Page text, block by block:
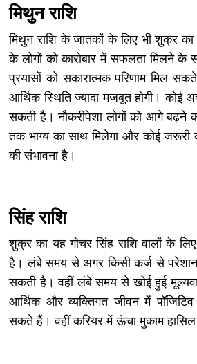
मिथुन राशि
मिथुन राशि के जातकों के लिए भी शुक्र
के लोगों को कारोबार में सफलता मिलने के
प्रयासों को सकारात्मक परिणाम मिल
आर्थिक स्थिति ज्यादा मजबूत होगी। कोई
सकती है। नौकरीपेशा लोगों को आगे बढ़ने
तक भाग्य का साथ मिलेगा और कोई जरूरी
की संभावना है।
सिंह राशि
शुक्र का यह गोचर सिंह राशि वालों के
है। लंबे समय से अगर किसी कर्ज से
सकती है। वहीं लंबे समय से खोई हुई
आर्थिक और व्यक्तिगत जीवन में
सकते हैं। वहीं करियर में ऊंचा मुकाम